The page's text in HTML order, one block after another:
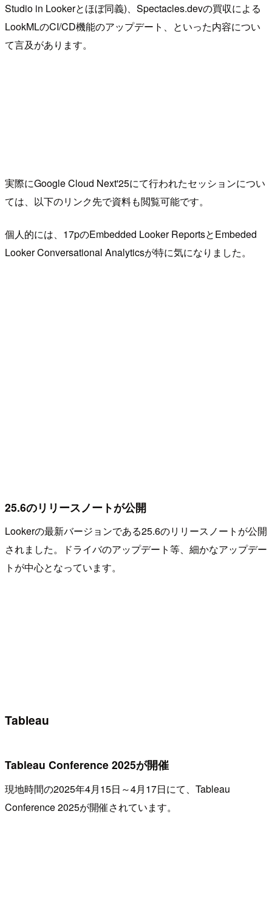
Studio in Lookerとほぼ同義)、Spectacles.devの買収による
LookMLのCI/CD機能のアップデート、といった内容につい
て言及があります。
実際にGoogle Cloud Next'25にて行われたセッションについ
ては、以下のリンク先で資料も閲覧可能です。
個人的には、17pのEmbedded Looker ReportsとEmbeded
Looker Conversational Analyticsが特に気になりました。
25.6のリリースノートが公開
Lookerの最新バージョンである25.6のリリースノートが公開
されました。ドライバのアップデート等、細かなアップデー
トが中心となっています。
Tableau
Tableau Conference 2025が開催
現地時間の2025年4月15日～4月17日にて、Tableau
Conference 2025が開催されています。